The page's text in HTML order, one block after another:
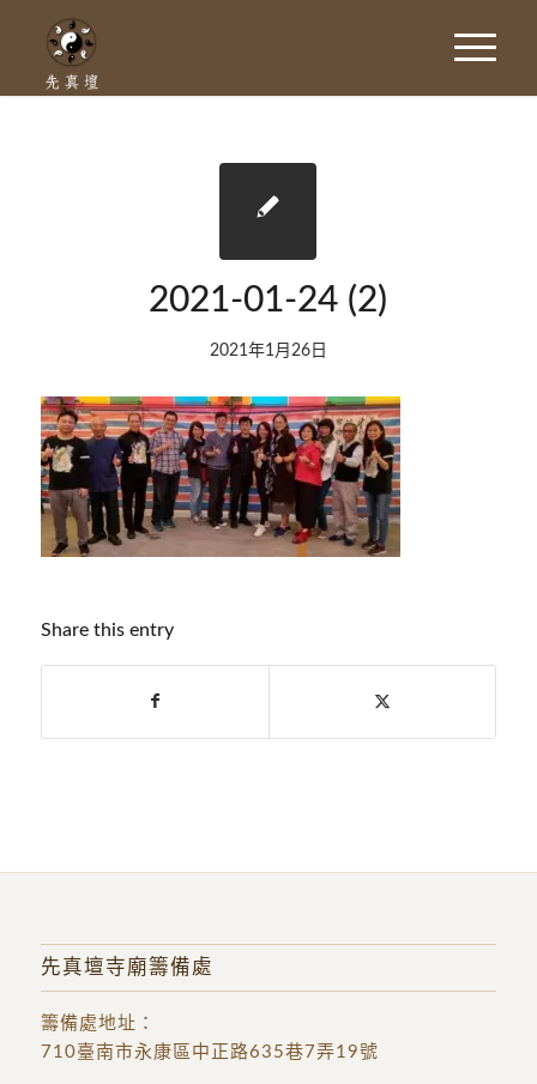
2021-01-24 (2)
2021年1月26日
Share this entry
先真壇寺廟籌備處
籌備處地址 ：
710臺南市永康區中正路635巷7弄19號